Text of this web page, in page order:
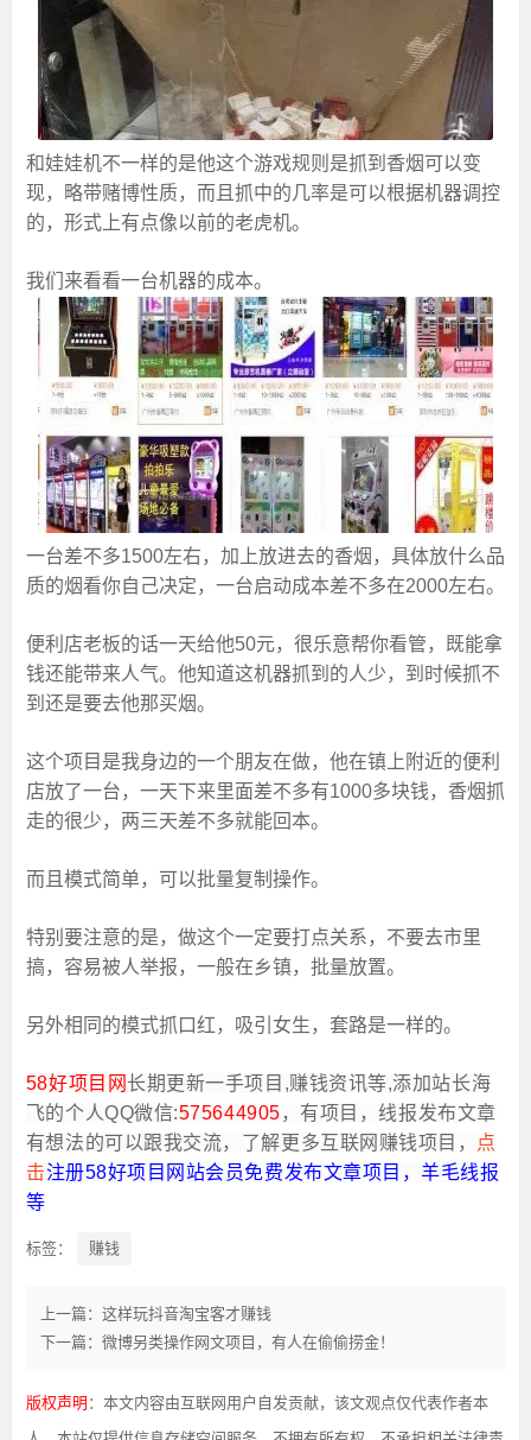
和娃娃机不一样的是他这个游戏规则是抓到香烟可以变
现，略带赌博性质，而且抓中的几率是可以根据机器调控
的，形式上有点像以前的老虎机。
我们来看看一台机器的成本。
一台差不多1500左右，加上放进去的香烟，具体放什么品
质的烟看你自己决定，一台启动成本差不多在2000左右。
便利店老板的话一天给他50元，很乐意帮你看管，既能拿
钱还能带来人气。他知道这机器抓到的人少，到时候抓不
到还是要去他那买烟。
这个项目是我身边的一个朋友在做，他在镇上附近的便利
店放了一台，一天下来里面差不多有1000多块钱，香烟抓
走的很少，两三天差不多就能回本。
而且模式简单，可以批量复制操作。
特别要注意的是，做这个一定要打点关系，不要去市里
搞，容易被人举报，一般在乡镇，批量放置。
另外相同的模式抓口红，吸引女生，套路是一样的。
58好项目网 长期更新一手项目,赚钱资讯等,添加站长海
飞的个人QQ微信:575644905 ，有项目，线报发布文章
有想法的可以跟我交流，了解更多互联网赚钱项目， 点
击注册58好项目网站会员免费发布文章项目，羊毛线报
等
标签： 赚钱
上一篇：这样玩抖音淘宝客才赚钱
下一篇：微博另类操作网文项目，有人在偷偷捞金！
版权声明 ：本文内容由互联网用户自发贡献，该文观点仅代表作者本